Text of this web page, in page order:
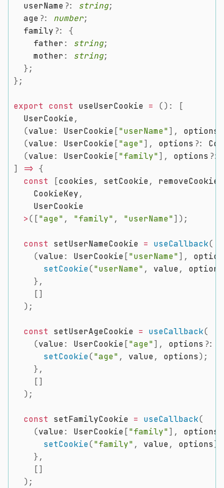
  userName
?: string;
  age
?: number;
  family
?:
{
    father
: string;
    mother
: string;
};
};
export const useUserCookie = () :
[
  UserCookie
,
(value: UserCookie ["userName"] , options
(value: UserCookie ["age"] , options ?:
(value: UserCookie ["family"] , options ?:
]
=> {
const
[cookies , setCookie, removeCookie
    CookieKey
,
    UserCookie
>( ["age" , "family" , "userName"] ) ;
const setUserNameCookie = useCallback(
(value: UserCookie ["userName"] ,
setCookie("userName" , value, options
},
[]
) ;
const setUserAgeCookie = useCallback(
(value: UserCookie ["age"] , options ?:
setCookie("age" , value, options) ;
},
[]
) ;
const setFamilyCookie = useCallback(
(value: UserCookie ["family"] , options
setCookie("family" , value, options)
},
[]
) ;